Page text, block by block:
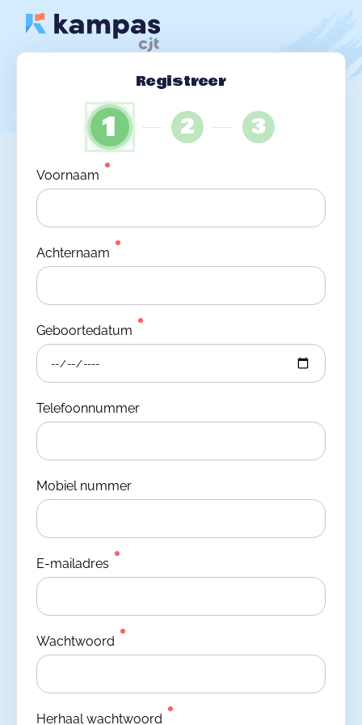
Registreer
1 2 3
Voornaam
Achternaam
Geboortedatum
Telefoonnummer
Mobiel nummer
E-mailadres
Wachtwoord
Herhaal wachtwoord